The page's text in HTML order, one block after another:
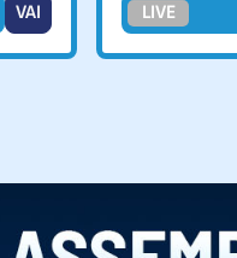
VAI LIVE